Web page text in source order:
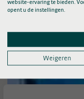
website-ervaring te bieden.
opent u de instellingen.
Weigeren